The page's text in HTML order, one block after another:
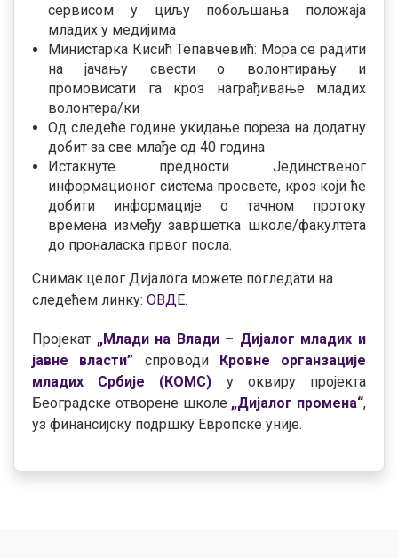
сервисом у циљу побољшања положаја
младих у медијима
Министарка Кисић Тепавчевић: Мора се радити
на јачању свести о волонтирању и
промовисати га кроз награђивање младих
волонтера/ки
Од следеће године укидање пореза на додатну
добит за све млађе од 40 година
Истакнуте предности Јединственог
информационог система просвете, кроз који ће
добити информације о тачном протоку
времена између завршетка школе/факултета
до проналаска првог посла.
Снимак целог Дијалога можете погледати на
следећем линку: ОВДЕ.
Пројекат „Млади на Влади – Дијалог младих и
јавне власти” спроводи Кровне органзације
младих Србије (КОМС) у оквиру пројекта
Београдске отворене школе „Дијалог промена“,
уз финансијску подршку Европске уније.